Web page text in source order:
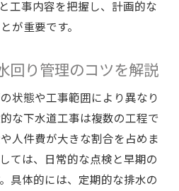
工事内容を把握し、計画的な
が重要です。
回り管理のコツを解説
状態や工事範囲により異なり
な下水道工事は複数の工程で
人件費が大きな割合を占めま
ては、日常的な点検と早期の
具体的には、定期的な排水の